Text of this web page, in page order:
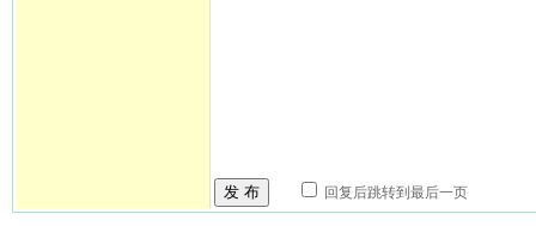
发 布 回复后跳转到最后一页